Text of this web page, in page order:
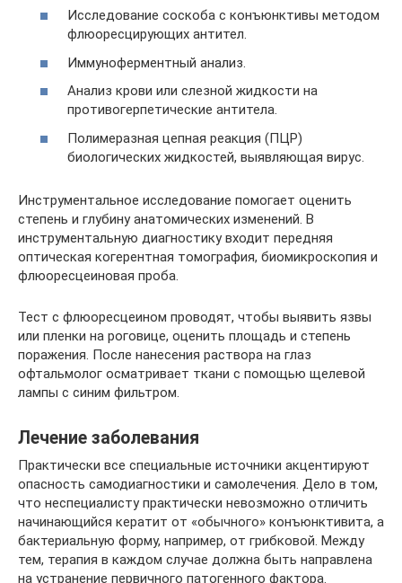
Исследование соскоба с конъюнктивы методом
флюоресцирующих антител.
Иммуноферментный анализ.
Анализ крови или слезной жидкости на
противогерпетические антитела.
Полимеразная цепная реакция (ПЦР)
биологических жидкостей, выявляющая вирус.
Инструментальное исследование помогает оценить
степень и глубину анатомических изменений. В
инструментальную диагностику входит передняя
оптическая когерентная томография, биомикроскопия и
флюоресцеиновая проба.
Тест с флюоресцеином проводят, чтобы выявить язвы
или пленки на роговице, оценить площадь и степень
поражения. После нанесения раствора на глаз
офтальмолог осматривает ткани с помощью щелевой
лампы с синим фильтром.
Лечение заболевания
Практически все специальные источники акцентируют
опасность самодиагностики и самолечения. Дело в том,
что неспециалисту практически невозможно отличить
начинающийся кератит от «обычного» конъюнктивита, а
бактериальную форму, например, от грибковой. Между
тем, терапия в каждом случае должна быть направлена
на устранение первичного патогенного фактора.